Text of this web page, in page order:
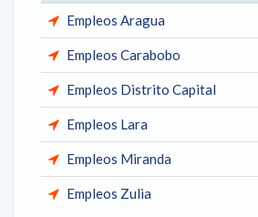
Empleos Aragua
Empleos Carabobo
Empleos Distrito Capital
Empleos Lara
Empleos Miranda
Empleos Zulia